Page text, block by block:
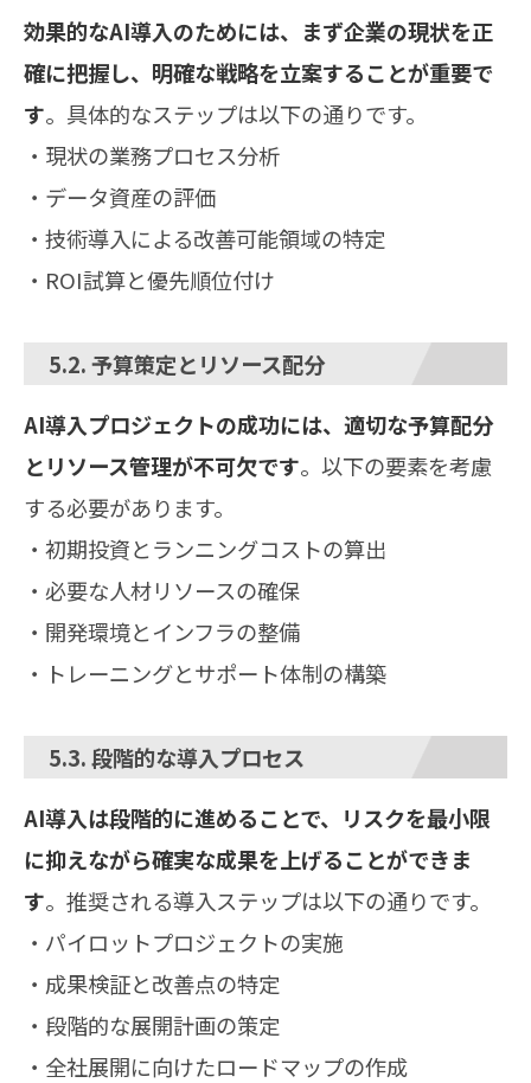
効果的なAI導入のためには、まず企業の現状を正
確に把握し、明確な戦略を立案することが重要で
す。具体的なステップは以下の通りです。
・現状の業務プロセス分析
・データ資産の評価
・技術導入による改善可能領域の特定
・ROI試算と優先順位付け
5.2. 予算策定とリソース配分
AI導入プロジェクトの成功には、適切な予算配分
とリソース管理が不可欠です。以下の要素を考慮
する必要があります。
・初期投資とランニングコストの算出
・必要な人材リソースの確保
・開発環境とインフラの整備
・トレーニングとサポート体制の構築
5.3. 段階的な導入プロセス
AI導入は段階的に進めることで、リスクを最小限
に抑えながら確実な成果を上げることができま
す。推奨される導入ステップは以下の通りです。
・パイロットプロジェクトの実施
・成果検証と改善点の特定
・段階的な展開計画の策定
・全社展開に向けたロードマップの作成